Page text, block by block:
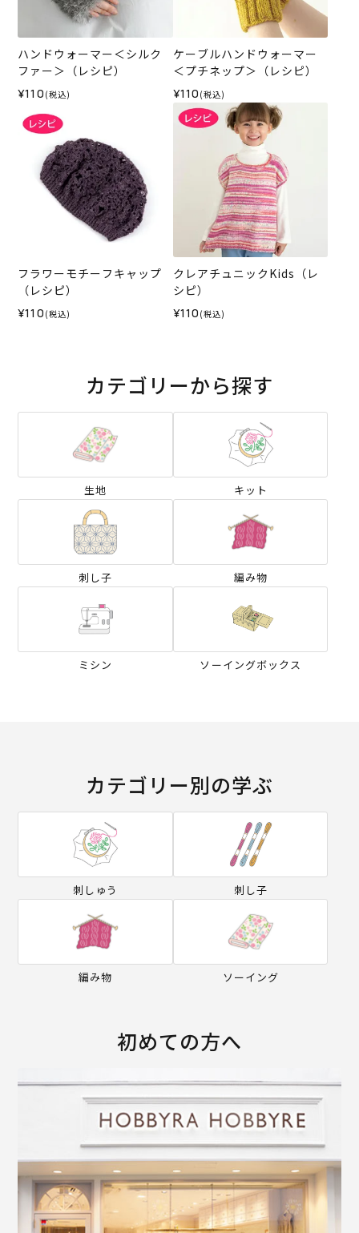
ハンドウォーマー＜シルク
ファー＞（レシピ）
¥110 (税込)
ケーブルハンドウォーマー
＜プチネップ＞（レシピ）
¥110 (税込)
フラワーモチーフキャップ
（レシピ）
¥110 (税込)
クレアチュニックKids（レ
シピ）
¥110 (税込)
カテゴリーから探す
生地 キット
刺し子 編み物
ミシン ソーイングボックス
カテゴリー別の学ぶ
刺しゅう 刺し子
編み物 ソーイング
初めての方へ